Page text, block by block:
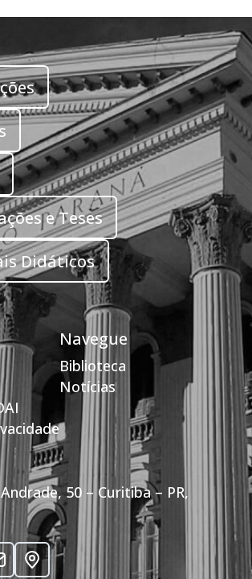
e Teses
Didáticos
Navegue
Biblioteca
Notícias
50 – Curitiba – PR,